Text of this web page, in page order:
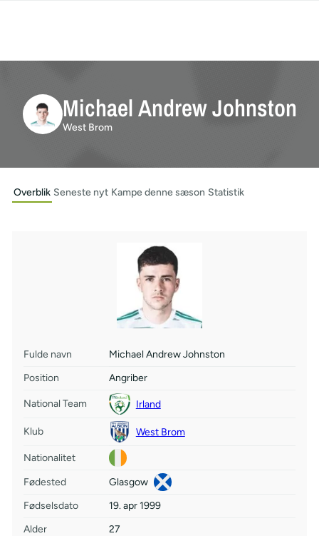
Michael Andrew Johnston
West Brom
Overblik Seneste nyt Kampe denne sæson Statistik
Fulde navn
Michael Andrew Johnston
Position
Angriber
National Team Irland
Klub West Brom
Nationalitet
Fødested
Glasgow
Fødselsdato
19. apr 1999
Alder
27